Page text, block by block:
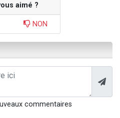
aimé ?
NON
commentaires